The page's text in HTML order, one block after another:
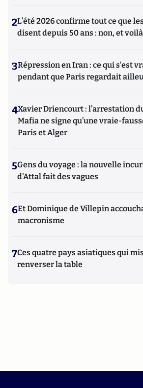
2L’été 2026 confirme tout ce que
disent depuis 50 ans : non, et
3Répression en Iran : ce qui s'est
pendant que Paris regardait
4Xavier Driencourt : l’arrestation
Mafia ne signe qu’une vraie-
Paris et Alger
5Gens du voyage : la nouvelle
d'Attal fait des vagues
6Et Dominique de Villepin
macronisme
7Ces quatre pays asiatiques qui
renverser la table